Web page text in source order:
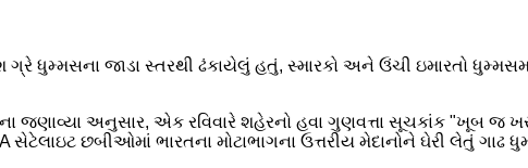
ધુમ્મસના જાડા સ્તરથી ઢંકાયેલું હતું, સ્મારકો અને ઉંચી ઇમારતો
અનુસાર, એક રવિવારે શહેરનો હવા ગુણવત્તા સૂચકાંક "ખૂબ જ
છબીઓમાં ભારતના મોટાભાગના ઉત્તરીય મેદાનોને ઘેરી લેતું ગાઢ